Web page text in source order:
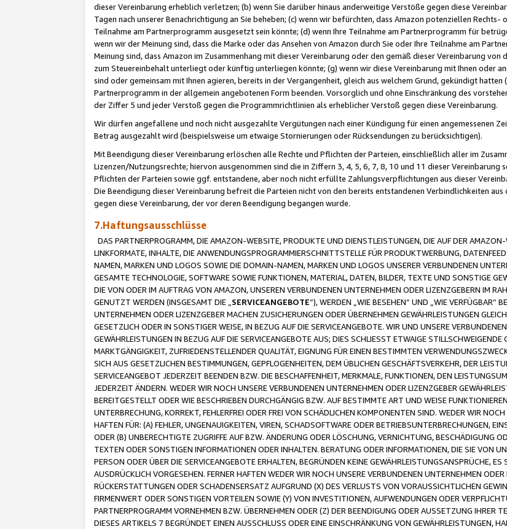
dieser Vereinbarung erheblich verletzen; (b) wenn Sie darüber hinaus anderweitige Verstöße gegen diese
Tagen nach unserer Benachrichtigung an Sie beheben; (c) wenn wir befürchten, dass Amazon potenziellen
Teilnahme am Partnerprogramm ausgesetzt sein könnte; (d) wenn Ihre Teilnahme am Partnerprogramm für
wenn wir der Meinung sind, dass die Marke oder das Ansehen von Amazon durch Sie oder Ihre Teilnahme am
Meinung sind, dass Amazon im Zusammenhang mit dieser Vereinbarung oder den gemäß dieser Vereinbarung
zum Steuereinbehalt unterliegt oder künftig unterliegen könnte; (g) wenn wir diese Vereinbarung mit Ihnen oder
sind oder gemeinsam mit Ihnen agieren, bereits in der Vergangenheit, gleich aus welchem Grund, gekündigt
Partnerprogramm in der allgemein angebotenen Form beenden. Vorsorglich und ohne Einschränkung des
der Ziffer 5 und jeder Verstoß gegen die Programmrichtlinien als erheblicher Verstoß gegen diese Vereinbarung.
Wir dürfen angefallene und noch nicht ausgezahlte Vergütungen nach einer Kündigung für einen angemessenen
Betrag ausgezahlt wird (beispielsweise um etwaige Stornierungen oder Rücksendungen zu berücksichtigen).
Mit Beendigung dieser Vereinbarung erlöschen alle Rechte und Pflichten der Parteien, einschließlich aller im
Lizenzen/Nutzungsrechte; hiervon ausgenommen sind die in Ziffern 3, 4, 5, 6, 7, 8, 10 und 11 dieser
Pflichten der Parteien sowie ggf. entstandene, aber noch nicht erfüllte Zahlungsverpflichtungen aus dieser
Die Beendigung dieser Vereinbarung befreit die Parteien nicht von den bereits entstandenen Verbindlichkeiten
gegen diese Vereinbarung, der vor deren Beendigung begangen wurde.
7.Haftungsausschlüsse
DAS PARTNERPROGRAMM, DIE AMAZON-WEBSITE, PRODUKTE UND DIENSTLEISTUNGEN, DIE AUF DER
LINKFORMATE, INHALTE, DIE ANWENDUNGSPROGRAMMIERSCHNITTSTELLE FÜR PRODUKTWERBUNG,
NAMEN, MARKEN UND LOGOS SOWIE DIE DOMAIN-NAMEN, MARKEN UND LOGOS UNSERER VERBUNDENEN
GESAMTE TECHNOLOGIE, SOFTWARE SOWIE FUNKTIONEN, MATERIAL, DATEN, BILDER, TEXTE UND SONSTIGE
DIE VON ODER IM AUFTRAG VON AMAZON, UNSEREN VERBUNDENEN UNTERNEHMEN ODER LIZENZGEBERN IM
GENUTZT WERDEN (INSGESAMT DIE „ SERVICEANGEBOTE“), WERDEN „WIE BESEHEN“ UND „WIE VERFÜGBAR“
UNTERNEHMEN ODER LIZENZGEBER MACHEN ZUSICHERUNGEN ODER ÜBERNEHMEN GEWÄHRLEISTUNGEN
GESETZLICH ODER IN SONSTIGER WEISE, IN BEZUG AUF DIE SERVICEANGEBOTE. WIR UND UNSERE
GEWÄHRLEISTUNGEN IN BEZUG AUF DIE SERVICEANGEBOTE AUS; DIES SCHLIESST ETWAIGE
MARKTGÄNGIGKEIT, ZUFRIEDENSTELLENDER QUALITÄT, EIGNUNG FÜR EINEN BESTIMMTEN
SICH AUS GESETZLICHEN BESTIMMUNGEN, GEPFLOGENHEITEN, DEM ÜBLICHEN GESCHÄFTSVERKEHR, DER
SERVICEANGEBOT JEDERZEIT BEENDEN BZW. DIE BESCHAFFENHEIT, MERKMALE, FUNKTIONEN, DEN
JEDERZEIT ÄNDERN. WEDER WIR NOCH UNSERE VERBUNDENEN UNTERNEHMEN ODER LIZENZGEBER
BEREITGESTELLT ODER WIE BESCHRIEBEN DURCHGÄNGIG BZW. AUF BESTIMMTE ART UND WEISE
UNTERBRECHUNG, KORREKT, FEHLERFREI ODER FREI VON SCHÄDLICHEN KOMPONENTEN SIND. WEDER WIR
HAFTEN FÜR: (A) FEHLER, UNGENAUIGKEITEN, VIREN, SCHADSOFTWARE ODER BETRIEBSUNTERBRECHUNGEN,
ODER (B) UNBERECHTIGTE ZUGRIFFE AUF BZW. ÄNDERUNG ODER LÖSCHUNG, VERNICHTUNG, BESCHÄDIGUNG
TEXTEN ODER SONSTIGEN INFORMATIONEN ODER INHALTEN. BERATUNG ODER INFORMATIONEN, DIE SIE VON
PERSON ODER ÜBER DIE SERVICEANGEBOTE ERHALTEN, BEGRÜNDEN KEINE GEWÄHRLEISTUNGSANSPRÜCHE, ES
AUSDRÜCKLICH VORGESEHEN. FERNER HAFTEN WEDER WIR NOCH UNSERE VERBUNDENEN UNTERNEHMEN
RÜCKERSTATTUNGEN ODER SCHADENSERSATZ AUFGRUND (X) DES VERLUSTS VON VORAUSSICHTLICHEN
FIRMENWERT ODER SONSTIGEN VORTEILEN SOWIE (Y) VON INVESTITIONEN, AUFWENDUNGEN ODER
PARTNERPROGRAMM VORNEHMEN BZW. ÜBERNEHMEN ODER (Z) DER BEENDIGUNG ODER AUSSETZUNG IHRER
DIESES ARTIKELS 7 BEGRÜNDET EINEN AUSSCHLUSS ODER EINE EINSCHRÄNKUNG VON GEWÄHRLEISTUNGEN,